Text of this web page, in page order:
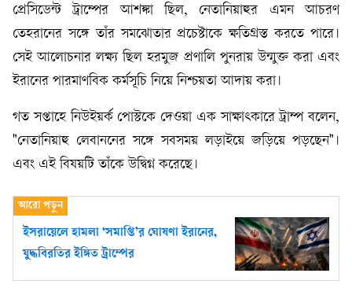
প্রেসিডেন্ট ট্রাম্পের আশঙ্কা ছিল, নেতানিয়াহুর এমন আচরণ
তেহরানের সঙ্গে তাঁর সমঝোতার প্রচেষ্টাকে ক্ষতিগ্রস্ত করতে পারে।
সেই আলোচনার লক্ষ্য ছিল হরমুজ প্রণালি পুনরায় উন্মুক্ত করা এবং
ইরানের পারমাণবিক কর্মসূচি নিয়ে নিশ্চয়তা আদায় করা।
গত সপ্তাহে নিউইয়র্ক পোস্টকে দেওয়া এক সাক্ষাৎকারে ট্রাম্প বলেন,
"নেতানিয়াহু লেবাননের সঙ্গে সবসময় লড়াইয়ে জড়িয়ে পড়ছেন"।
এবং এই বিষয়টি তাঁকে উদ্বিগ্ন করেছে।
ইসরায়েলে হামলা ‘সমাপ্তি’র ঘোষণা ইরানের,
যুদ্ধবিরতির ইঙ্গিত ট্রাম্পের